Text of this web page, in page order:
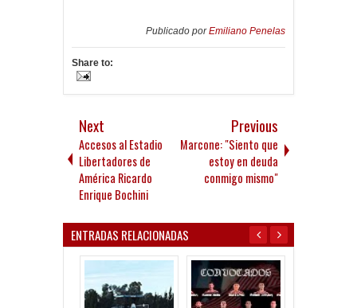
Publicado porEmiliano Penelas
Share to:
Next
Accesos al Estadio
Libertadores de
América Ricardo
Enrique Bochini
Previous
Marcone: "Siento que
estoy en deuda
conmigo mismo"
ENTRADAS RELACIONADAS